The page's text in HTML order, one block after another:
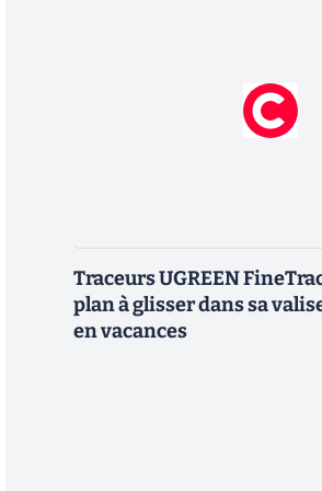
Traceurs UGREEN
plan à glisser dans sa
en vacances